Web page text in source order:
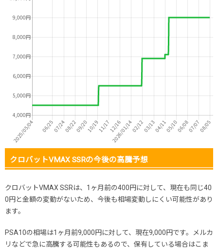
クロバットVMAX SSRの今後の高騰予想
クロバットVMAX SSRは、1ヶ月前の400円に対して、現在も同じ40
0円と金額の変動がないため、今後も相場変動しにくい可能性があり
ます。
PSA10の相場は1ヶ月前9,000円に対して、現在9,000円です。メルカ
リなどで急に高騰する可能性もあるので、保有している場合はこま